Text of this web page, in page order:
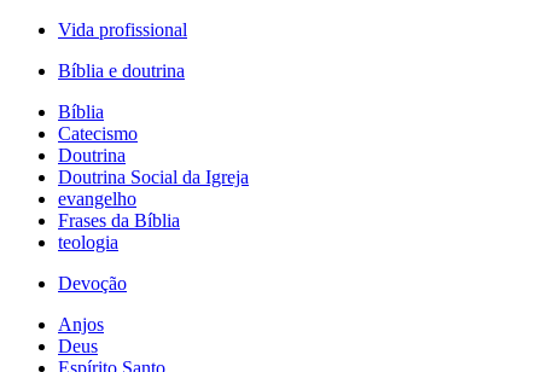
Vida profissional
Bíblia e doutrina
Bíblia
Catecismo
Doutrina
Doutrina Social da Igreja
evangelho
Frases da Bíblia
teologia
Devoção
Anjos
Deus
Espírito Santo